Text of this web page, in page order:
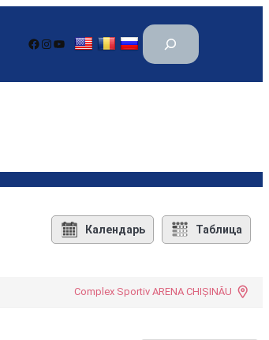
Facebook Instagram YouTube
П
и
Календарь Таблица
Complex Sportiv ARENA CHIȘINĂU